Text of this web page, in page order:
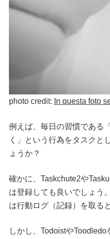
photo credit: In questa foto
例えば、毎日の習慣である
く」という行為をタスクと
ょうか？
確かに、Taskchute2や
は登録しても良いでしょう
は行動ログ（記録）を取る
しかし、Todoistや